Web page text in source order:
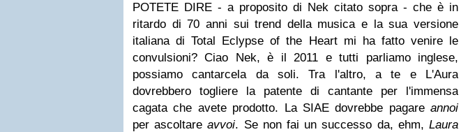
POTETE DIRE - a proposito di Nek citato sopra - che è in
ritardo di 70 anni sui trend della musica e la sua versione
italiana di Total Eclypse of the Heart mi ha fatto venire le
convulsioni? Ciao Nek, è il 2011 e tutti parliamo inglese,
possiamo cantarcela da soli. Tra l'altro, a te e L'Aura
dovrebbero togliere la patente di cantante per l'immensa
cagata che avete prodotto. La SIAE dovrebbe pagare annoi
per ascoltareavvoi. Se non fai un successo da, ehm,Laura